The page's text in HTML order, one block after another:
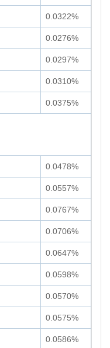
0.0322%
0.0276%
0.0297%
0.0310%
0.0375%
0.0478%
0.0557%
0.0767%
0.0706%
0.0647%
0.0598%
0.0570%
0.0575%
0.0586%